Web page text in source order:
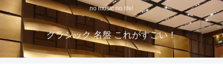
no music no life!
クラシック 名盤 これがすごい！